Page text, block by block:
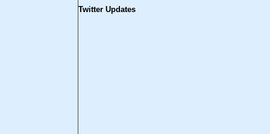
Twitter Updates